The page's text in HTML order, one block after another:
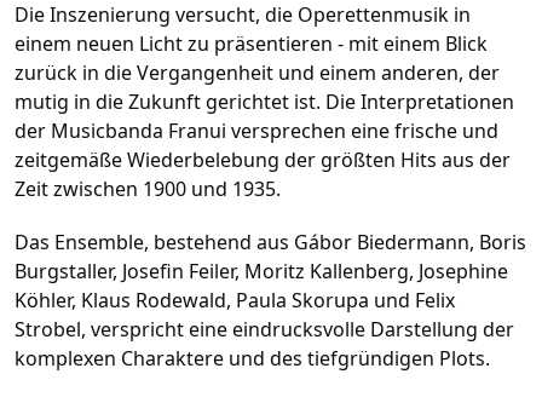
Die Inszenierung versucht, die Operettenmusik in
einem neuen Licht zu präsentieren - mit einem Blick
zurück in die Vergangenheit und einem anderen, der
mutig in die Zukunft gerichtet ist. Die Interpretationen
der Musicbanda Franui versprechen eine frische und
zeitgemäße Wiederbelebung der größten Hits aus der
Zeit zwischen 1900 und 1935.
Das Ensemble, bestehend aus Gábor Biedermann, Boris
Burgstaller, Josefin Feiler, Moritz Kallenberg, Josephine
Köhler, Klaus Rodewald, Paula Skorupa und Felix
Strobel, verspricht eine eindrucksvolle Darstellung der
komplexen Charaktere und des tiefgründigen Plots.